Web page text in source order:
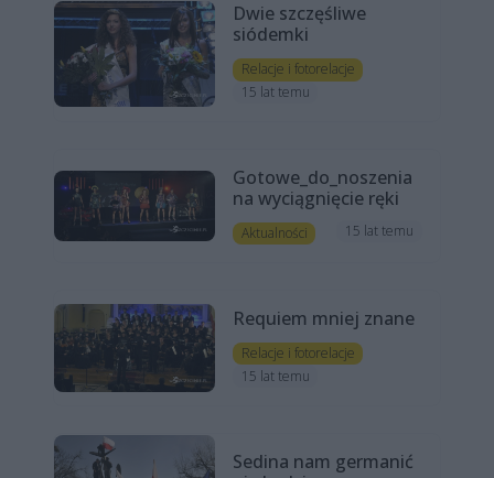
Dwie szczęśliwe
siódemki
Relacje i fotorelacje
15 lat temu
Gotowe_do_noszenia
na wyciągnięcie ręki
Aktualności 15 lat temu
Requiem mniej znane
Relacje i fotorelacje
15 lat temu
Sedina nam germanić